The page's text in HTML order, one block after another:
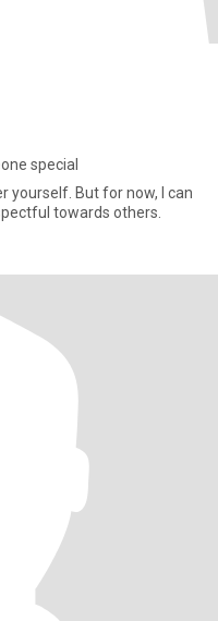
special
yourself. But for now, I can
towards others.